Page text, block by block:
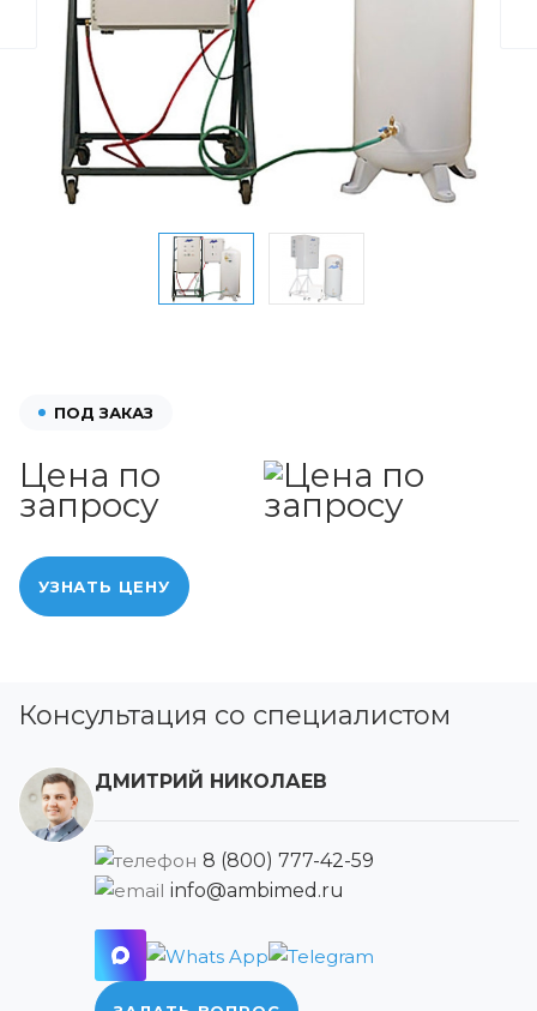
ПОД ЗАКАЗ
Цена по
запросу
УЗНАТЬ ЦЕНУ
Консультация со специалистом
ДМИТРИЙ НИКОЛАЕВ
8 (800) 777-42-59
info@ambimed.ru